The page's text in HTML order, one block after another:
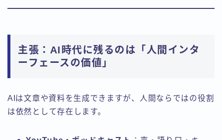
主張：AI時代に残るのは「人間インタ
ーフェースの価値」
AIは文章や資料を生成できますが、人間ならではの役割
は依然として存在します。